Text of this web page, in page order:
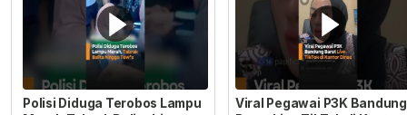
Polisi Diduga Terobos Lampu
Viral Pegawai P3K Bandung